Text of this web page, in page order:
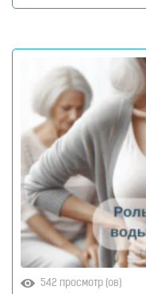
антиоксидантных
повышенной
сталкиваются
речь уже
542 просмотр (ов)